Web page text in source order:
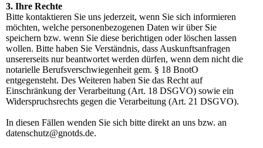
3. Ihre Rechte
Bitte kontaktieren Sie uns jederzeit, wenn Sie sich informieren
möchten, welche personenbezogenen Daten wir über Sie
speichern bzw. wenn Sie diese berichtigen oder löschen lassen
wollen. Bitte haben Sie Verständnis, dass Auskunftsanfragen
unsererseits nur beantwortet werden dürfen, wenn dem nicht die
notarielle Berufsverschwiegenheit gem. § 18 BnotO
entgegensteht. Des Weiteren haben Sie das Recht auf
Einschränkung der Verarbeitung (Art. 18 DSGVO) sowie ein
Widerspruchsrechts gegen die Verarbeitung (Art. 21 DSGVO).
In diesen Fällen wenden Sie sich bitte direkt an uns bzw. an
datenschutz@gnotds.de.